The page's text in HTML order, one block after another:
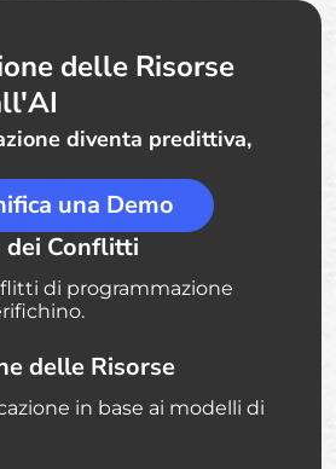
delle Risorse
diventa predittiva,
una Demo
dei Conflitti
di programmazione
delle Risorse
in base ai modelli di